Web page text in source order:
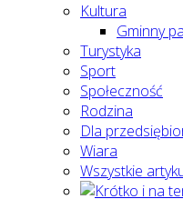
Kultura
Gminny
Turystyka
Sport
Społeczność
Rodzina
Dla
Wiara
Wszystkie